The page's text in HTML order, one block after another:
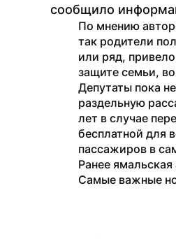
сообщило
По мнению
так родители
или ряд, привело
защите семьи,
Депутаты пока
раздельную
лет в случае
бесплатной для
пассажиров в
Ранее
Самые важные